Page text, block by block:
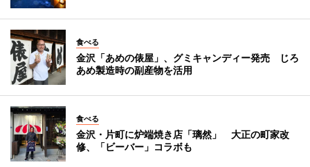
食べる
金沢「あめの俵屋」、グミキャンディー発売 じろ
あめ製造時の副産物を活用
食べる
金沢・片町に炉端焼き店「璃然」 大正の町家改
修、「ビーバー」コラボも